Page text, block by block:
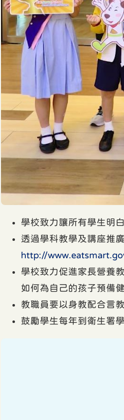
學校致力讓所有學生明
透過學科教學及講座推
http://
學校致力促進家長營養
如何為自己的孩子預備
教職員要以身教配合言
鼓勵學生每年到衛生署